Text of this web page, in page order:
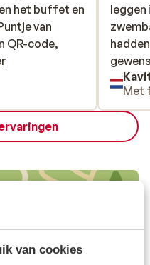
van cookies
het buffet en
van
QR-code,
in
zijn.
het buffet en
van
QR-code,
leggen
was
word
zuilen
ons
leggen
Met